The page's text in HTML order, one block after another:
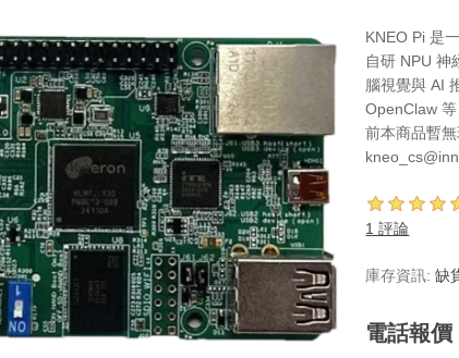
KNEO Pi 是
自研 NPU 神
腦視覺與 AI
OpenClaw
前本商品暫
1 評論
庫存資訊: 缺
電話報價